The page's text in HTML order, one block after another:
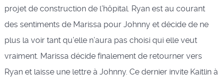
projet de construction de l’hôpital. Ryan est au courant
des sentiments de Marissa pour Johnny et décide de ne
plus la voir tant qu’elle n’aura pas choisi qui elle veut
vraiment. Marissa décide finalement de retourner vers
Ryan et laisse une lettre à Johnny. Ce dernier invite Kaitlin à